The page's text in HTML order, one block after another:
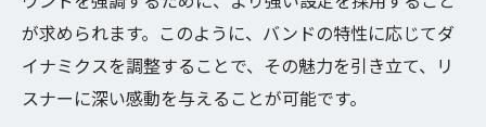
ダイナミクスを通じた音楽への新たなアプ
ローチ
ミキシング精度を高めるためのダイナミクスコ
が求められます。このように、バンドの特性に応じてダ
イナミクスを調整することで、その魅力を引き立て、リ
スナーに深い感動を与えることが可能です。